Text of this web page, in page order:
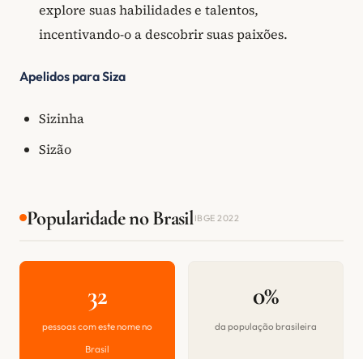
explore suas habilidades e talentos,
incentivando-o a descobrir suas paixões.
Apelidos para Siza
Sizinha
Sizão
Popularidade no BrasilIBGE 2022
32
pessoas com este nome no
Brasil
0%
da população brasileira